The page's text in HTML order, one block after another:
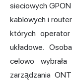
sieciowych
kablowych i
których operator
układowe.
celowo
zarządzania